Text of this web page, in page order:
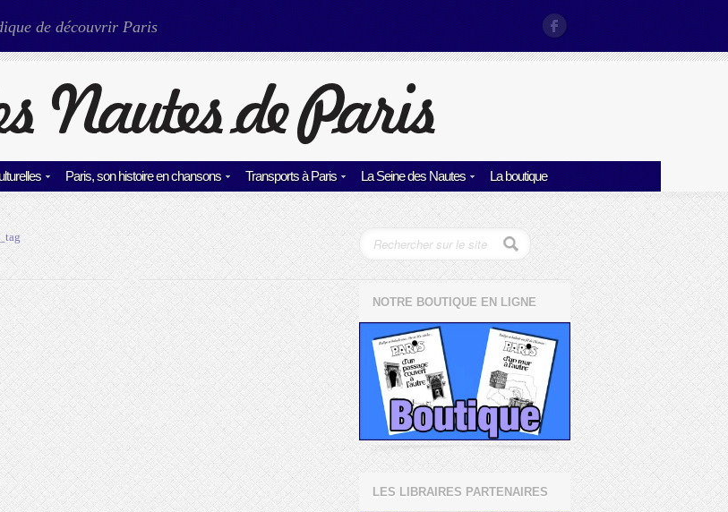
de découvrir Paris
Paris, son histoire en chansons Transports à Paris La Seine des Nautes La boutique
NOTRE BOUTIQUE EN LIGNE
LES LIBRAIRES PARTENAIRES